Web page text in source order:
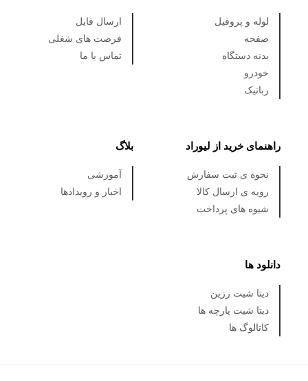
لوله و پروفیل
صفحه
بدنه دستگاه
خودرو
رباتیک
ارسال فایل
فرصت های شغلی
تماس با ما
راهنمای خرید از لیوراد
نحوه ی ثبت سفارش
رویه ی ارسال کالا
شیوه های پرداخت
بلاگ
آموزشی
اخبار و رویدادها
دانلود ها
دیتا شیت رزین
دیتا شیت پارچه ها
کاتالوگ ها